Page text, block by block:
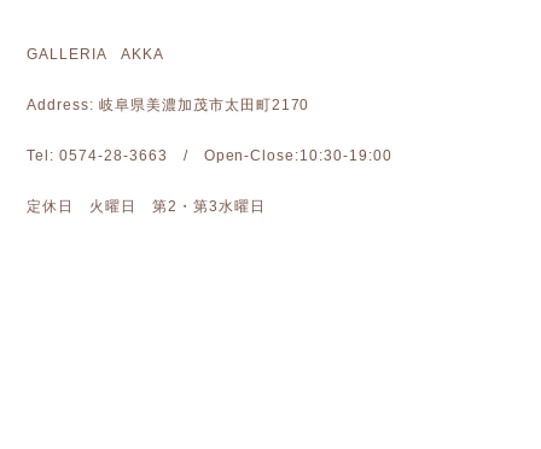
GALLERIA AKKA
Address: 岐阜県美濃加茂市太田町2170
Tel: 0574-28-3663 / Open-Close:10:30-19:00
定休日 火曜日 第2・第3水曜日